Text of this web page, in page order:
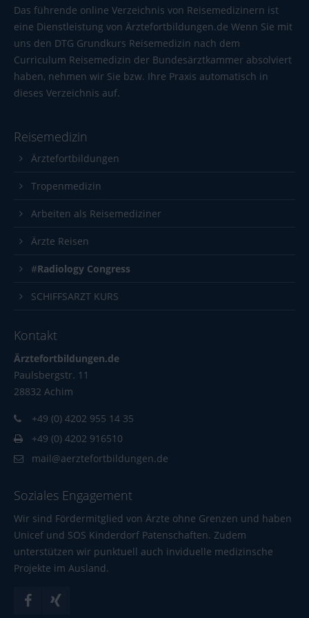
info@yourdomain.com
About us
Lorem ipsum dolor sit amet, consectetuer adipiscing
elit.
parturient montes, nascetur ridiculus mus. Donec
quam felis, ultricies nec.
Das führende online Verzeichnis von Reisemedizinern ist
eine Dienstleistung vonÄrztefortbildungen.de Wenn Sie mit
uns den DTG Grundkurs Reisemedizin nach dem
Curriculum Reisemedizin der Bundesärztkammer absolviert
haben, nehmen wir Sie bzw. Ihre Praxis automatisch in
dieses Verzeichnis auf.
Reisemedizin
Ärztefortbildungen
Tropenmedizin
Arbeiten als Reisemediziner
Ärzte Reisen
#Radiology Congress
SCHIFFSARZT KURS
Kontakt
Ärztefortbildungen.de
Paulsbergstr. 11
28832 Achim
+49 (0) 4202 955 14 35
+49 (0) 4202 916510
mail@aerztefortbildungen.de
Soziales Engagement
Wir sind Fördermitglied von Ärzte ohne Grenzen und haben
Unicef und SOS Kinderdorf Patenschaften. Zudem
unterstützen wir punktuell auch inviduelle medizinsche
Projekte im Ausland.